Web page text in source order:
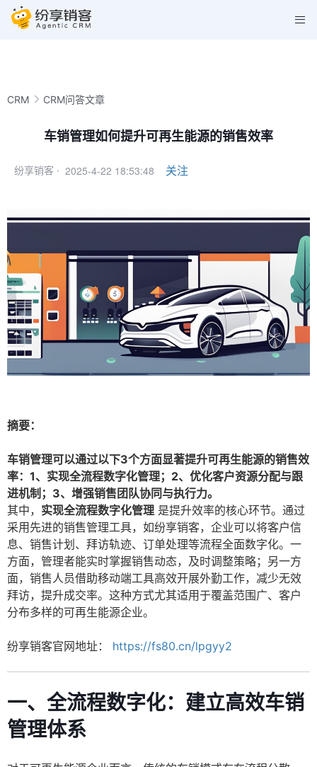
CRM CRM问答文章
车销管理如何提升可再生能源的销售效率
纷享销客 · 2025-4-22 18:53:48 关注
摘要：
车销管理可以通过以下3个方面显著提升可再生能源的销售效
率：1、实现全流程数字化管理；2、优化客户资源分配与跟
进机制；3、增强销售团队协同与执行力。
其中， 实现全流程数字化管理 是提升效率的核心环节。通过
采用先进的销售管理工具，如纷享销客，企业可以将客户信
息、销售计划、拜访轨迹、订单处理等流程全面数字化。一
方面，管理者能实时掌握销售动态，及时调整策略；另一方
面，销售人员借助移动端工具高效开展外勤工作，减少无效
拜访，提升成交率。这种方式尤其适用于覆盖范围广、客户
分布多样的可再生能源企业。
纷享销客官网地址： https://fs80.cn/lpgyy2
一、全流程数字化：建立高效车销
管理体系